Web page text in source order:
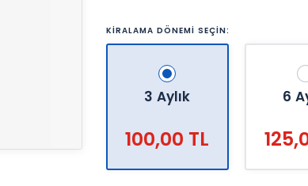
KİRALAMA DÖNEMİ SEÇİN:
3 Aylık
100,00 TL
6